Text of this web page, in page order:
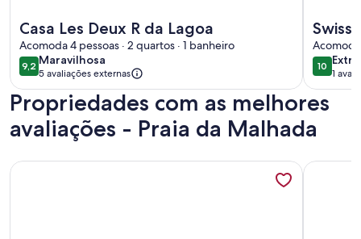
Casa Les Deux R da Lagoa
Acomoda 4 pessoas · 2 quartos · 1 banheiro
9,29,2 de 10
Maravilhosa
maravilhosa
5 avaliações externas
Swiss
1010 de 10
1
(1
Propriedades com as melhores
avaliações - Praia da Malhada
Mais informações sobre Casa Refúgio das Águias na Praia
Mais